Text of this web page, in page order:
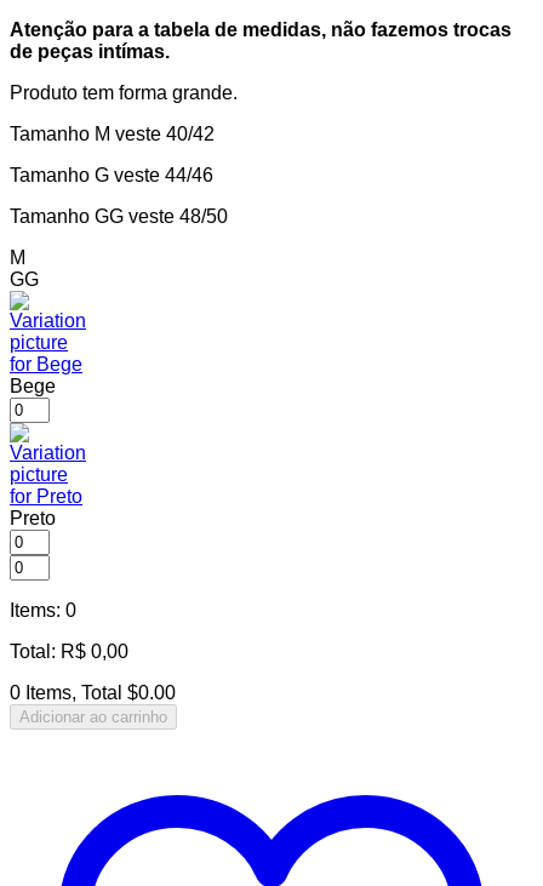
Atenção para a tabela de medidas, não fazemos trocas
de peças intímas.
Produto tem forma grande.
Tamanho M veste 40/42
Tamanho G veste 44/46
Tamanho GG veste 48/50
M
GG
Bege
Preto
Items: 0
Total : R$ 0,00
0 Items, Total $0.00
Adicionar ao carrinho